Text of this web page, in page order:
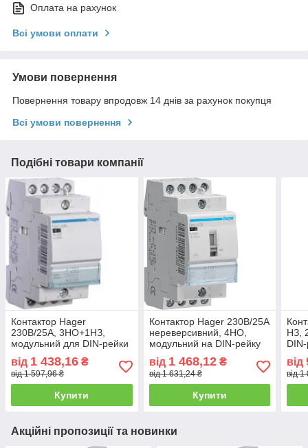
Оплата на рахунок
Всі умови оплати
Умови повернення
Повернення товару впродовж 14 днів за рахунок покупця
Всі умови повернення
Подібні товари компанії
Контактор Hager
230В/25A, 3НО+1НЗ,
модульний для DIN-рейки
від 1 438,16 ₴
від 1 597,96 ₴
Купити
Контактор Hager 230В/25А
нереверсивний, 4НО,
модульний на DIN-рейку
від 1 468,12₴
від 1 631,24 ₴
Купити
НЗ,
від
від
Акційні пропозиції та новинки